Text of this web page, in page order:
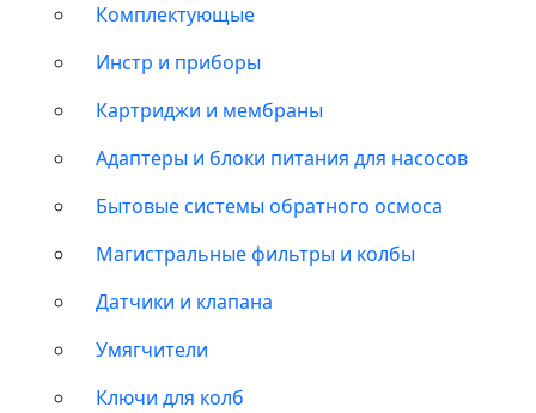
Комплектующые
Инстр и приборы
Картриджи и мембраны
Адаптеры и блоки питания для насосов
Бытовые системы обратного осмоса
Магистральные фильтры и колбы
Датчики и клапана
Умягчители
Ключи для колб